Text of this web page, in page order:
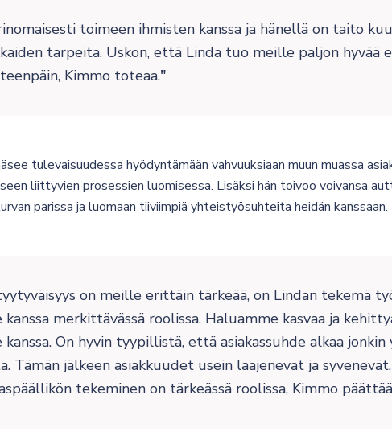
toimeen ihmisten kanssa ja hänellä on taito
tarpeita. Uskon, että Linda tuo meille paljon hyvää
Kimmo toteaa.
tulevaisuudessa hyödyntämään vahvuuksiaan muun muassa
liittyvien prosessien luomisessa. Lisäksi hän toivoo voivansa
parissa ja luomaan tiiviimpiä yhteistyösuhteita heidän kanssaan.
on meille erittäin tärkeää, on Lindan tekemä
kanssa merkittävässä roolissa. Haluamme kasvaa ja
kanssa. On hyvin tyypillistä, että asiakassuhde alkaa jonkin
Tämän jälkeen asiakkuudet usein laajenevat ja
tekeminen on tärkeässä roolissa, Kimmo